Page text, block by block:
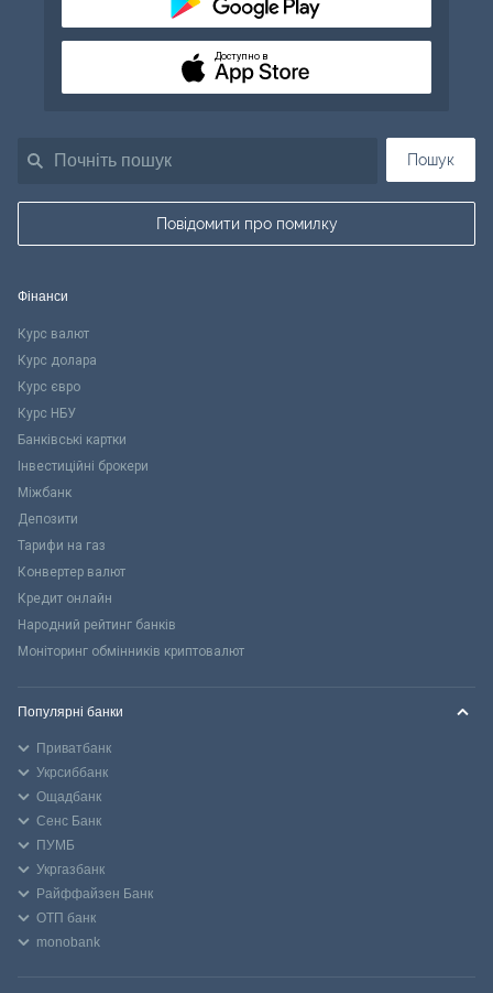
Пошук
Повідомити про помилку
Доступно в
Фінанси
Курс валют
Курс долара
Курс євро
Курс НБУ
Банківські картки
Інвестиційні брокери
Міжбанк
Депозити
Тарифи на газ
Конвертер валют
Кредит онлайн
Народний рейтинг банків
Моніторинг обмінників криптовалют
Популярні банки
Приватбанк
Укрсиббанк
Ощадбанк
Сенс Банк
ПУМБ
Укргазбанк
Райффайзен Банк
ОТП банк
monobank